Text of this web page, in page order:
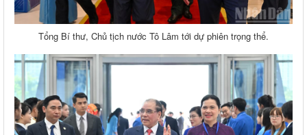
Tổng Bí thư, Chủ tịch nước Tô Lâm tới dự phiên trọng thể.